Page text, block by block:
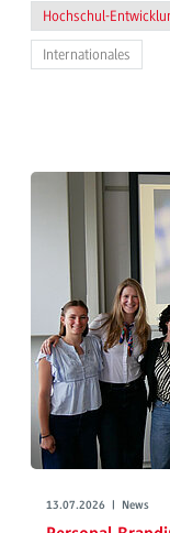
Hochschul-
Internationales
13.07.2026 | News